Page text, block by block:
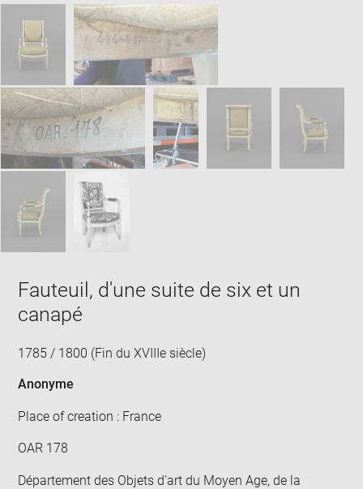
SKIP IMAGE CAROUSEL
Fauteuil, d'une suite de six et un
canapé
1785 / 1800 (Fin du XVIIIe siècle)
Anonyme
Place of creation : France
OAR 178
Département des Objets d'art du Moyen Age, de la